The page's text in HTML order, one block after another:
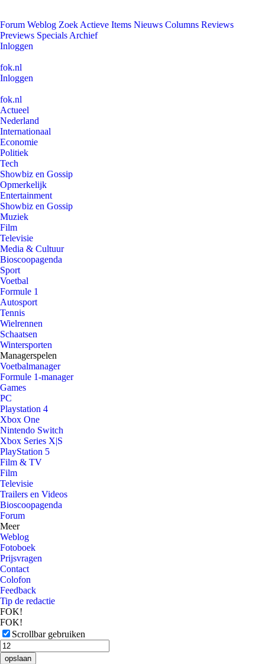
Forum Weblog Zoek Actieve Items Nieuws Columns Reviews
Previews Specials Archief
Inloggen
fok.nl
Inloggen
fok.nl
Actueel
Nederland
Internationaal
Economie
Politiek
Tech
Showbiz en Gossip
Opmerkelijk
Entertainment
Showbiz en Gossip
Muziek
Film
Televisie
Media & Cultuur
Bioscoopagenda
Sport
Voetbal
Formule 1
Autosport
Tennis
Wielrennen
Schaatsen
Wintersporten
Managerspelen
Voetbalmanager
Formule 1-manager
Games
PC
Playstation 4
Xbox One
Nintendo Switch
Xbox Series X|S
PlayStation 5
Film & TV
Film
Televisie
Trailers en Videos
Bioscoopagenda
Forum
Meer
Weblog
Fotoboek
Prijsvragen
Contact
Colofon
Feedback
Tip de redactie
FOK!
FOK!
Scrollbar gebruiken
opslaan